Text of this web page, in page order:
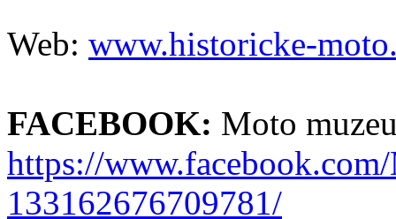
Web: www.historicke-
FACEBOOK: Moto
https://
133162676709781/